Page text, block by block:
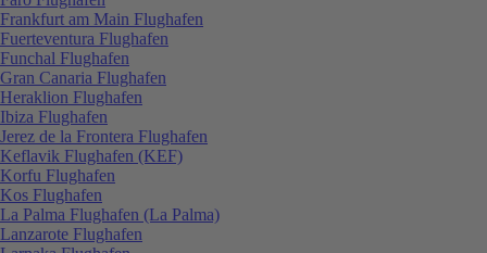
Frankfurt am Main Flughafen
Fuerteventura Flughafen
Funchal Flughafen
Gran Canaria Flughafen
Heraklion Flughafen
Ibiza Flughafen
Jerez de la Frontera Flughafen
Keflavik Flughafen (KEF)
Korfu Flughafen
Kos Flughafen
La Palma Flughafen (La Palma)
Lanzarote Flughafen